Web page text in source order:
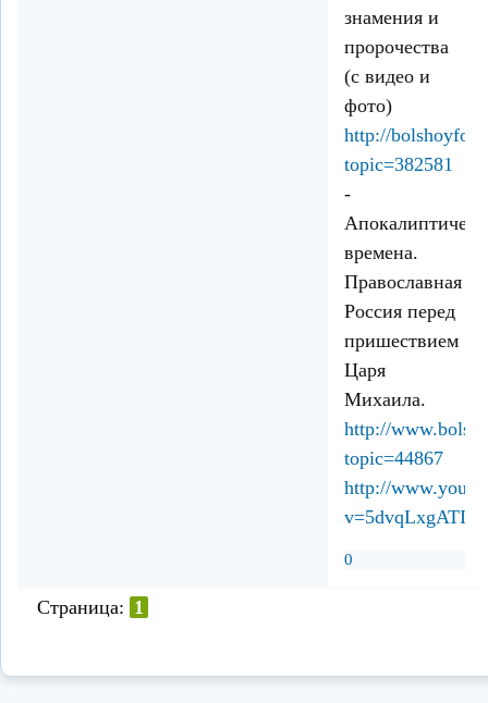
знамения и
пророчества
(с видео и
фото)
http://
topic=382581
-
времена.
Православная
Россия перед
пришествием
Царя
Михаила.
http://
topic=44867
http://
v=5dvqLxgATIY
0
Страница: 1